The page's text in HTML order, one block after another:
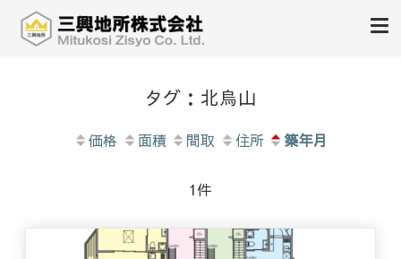
三興地所株式会社
タグ：北烏山
価格 面積 間取 住所 築年月
1件